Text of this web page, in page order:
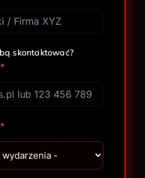
skontaktować?